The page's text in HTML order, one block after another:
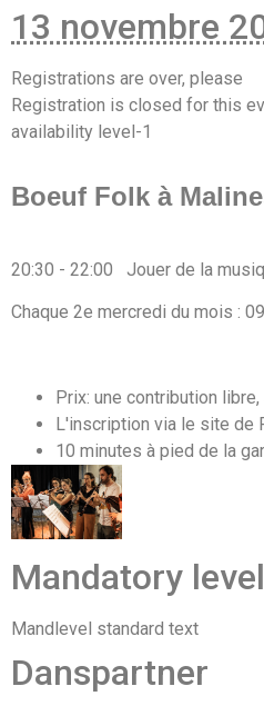
13 novembre
Registrations are over, please
Registration is closed for this
availability level-1
Boeuf Folk à
20:30 - 22:00 Jouer de la
Chaque 2e mercredi du mois :
Prix: une contribution
L'inscription via le site de
10 minutes à pied de la
Mandatory level
Mandlevel standard text
Danspartner